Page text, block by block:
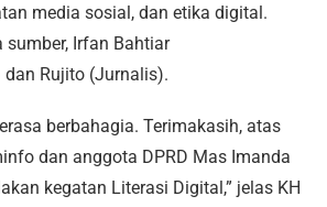
media sosial, dan etika digital.
sumber, Irfan Bahtiar
Rujito (Jurnalis).
berbahagia. Terimakasih, atas
dan anggota DPRD Mas Imanda
kegatan Literasi Digital,” jelas KH